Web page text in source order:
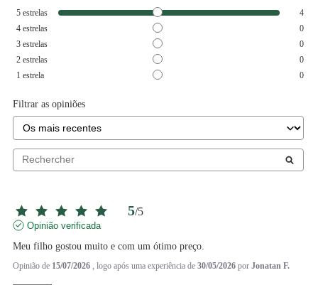
5 estrelas
4
4 estrelas
0
3 estrelas
0
2 estrelas
0
1 estrela 0
Filtrar as opiniões
5/5
Opinião verificada
Meu filho gostou muito e com um ótimo preço.
Opinião de 15/07/2026 , logo após uma experiência de 30/05/2026 por Jonatan F.